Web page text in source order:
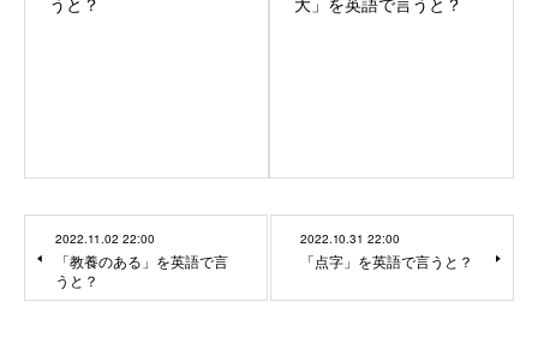
2022.11.02 22:00
「教養のある」を英語で言
うと？
2022.10.31 22:00
「点字」を英語で言うと？